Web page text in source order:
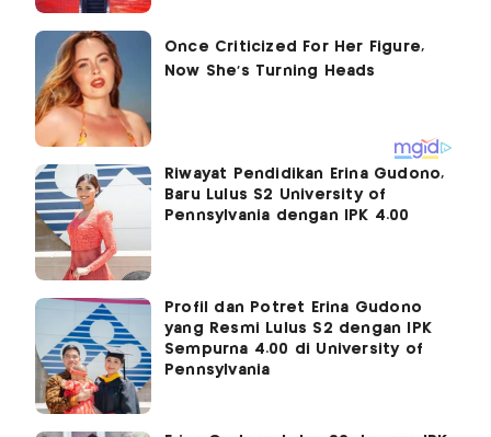
Riwayat Pendidikan Erina Gudono,
Baru Lulus S2 University of
Pennsylvania dengan IPK 4.00
Profil dan Potret Erina Gudono
yang Resmi Lulus S2 dengan IPK
Sempurna 4.00 di University of
Pennsylvania